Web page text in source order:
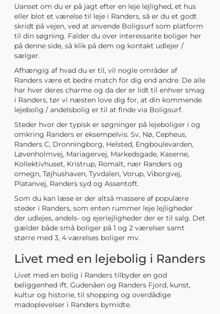
Uanset om du er på jagt efter en leje lejlighed, et hus
eller blot et værelse til leje i Randers, så er du et godt
skridt på vejen, ved at anvende Boligsurf som platform
til din søgning. Falder du over interessante boliger her
på denne side, så klik på dem og kontakt udlejer /
sælger.
Afhængig af hvad du er til, vil nogle områder af
Randers være et bedre match for dig end andre. De alle
har hver deres charme og da der er lidt til enhver smag
i Randers, tør vi næsten love dig for, at din kommende
lejebolig / andelsbolig er til at finde via Boligsurf.
Steder hvor der typisk er søgninger på lejeboliger i og
omkring Randers er eksempelvis: Sv, Nø, Cepheus,
Randers C, Dronningborg, Helsted, Engboulevarden,
Løvenholmvej, Mariagervej, Markedsgade, Kaserne,
Kollektivhuset, Kristrup, Romalt, nær Randers og
omegn, Tøjhushaven, Tyvdalen, Vorup, Viborgvej,
Platanvej, Randers syd og Assentoft.
Som du kan læse er der altså massere af populære
steder i Randers, som enten rummer leje lejligheder
der udlejes, andels- og ejerlejligheder der er til salg. Det
gælder både små boliger på 1 og 2 værelser samt
større med 3, 4 værelses boliger mv.
Livet med en lejebolig i Randers
Livet med en bolig i Randers tilbyder en god
beliggenhed ift. Gudenåen og Randers Fjord, kunst,
kultur og historie, til shopping og overdådige
madoplevelser i Randers bymidte.